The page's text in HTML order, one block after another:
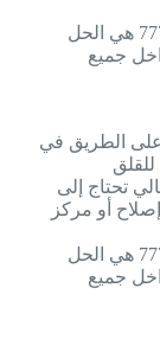
في هذه الحالات، يمكن أن تكون شركة ونش777 هي الحل
جميع
على الطريق في
تحتاج إلى
أو مركز
في هذه الحالات، يمكن أن تكون شركة ونش777 هي الحل
جميع